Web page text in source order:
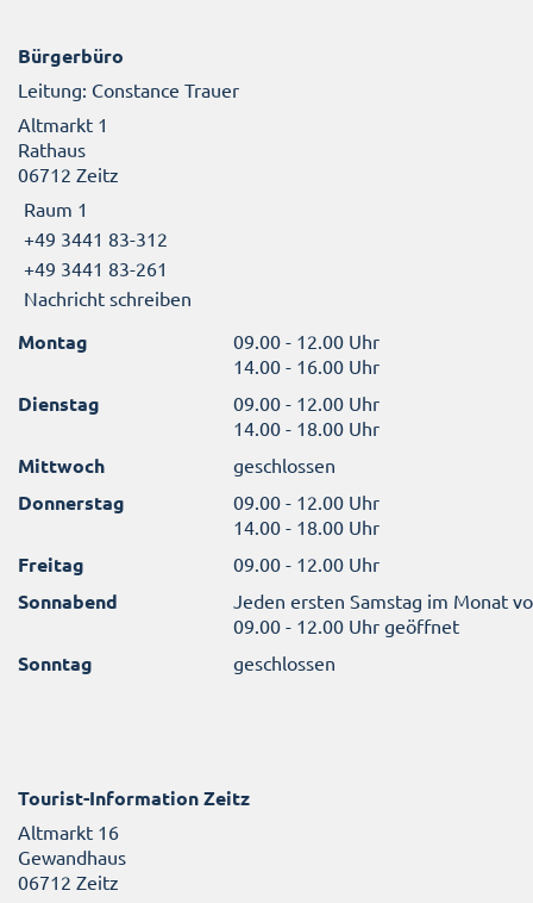
Bürgerbüro
Leitung: Constance Trauer
Altmarkt 1
Rathaus
06712 Zeitz
Raum 1
+49 3441 83-312
+49 3441 83-261
Nachricht schreiben
Montag
09.00 - 12.00 Uhr
14.00 - 16.00 Uhr
Dienstag
09.00 - 12.00 Uhr
14.00 - 18.00 Uhr
Mittwoch geschlossen
Donnerstag
09.00 - 12.00 Uhr
14.00 - 18.00 Uhr
Freitag 09.00 - 12.00 Uhr
Sonnabend
Jeden ersten Samstag im Monat
09.00 - 12.00 Uhr geöffnet
Sonntag geschlossen
Tourist-Information Zeitz
Altmarkt 16
Gewandhaus
06712 Zeitz